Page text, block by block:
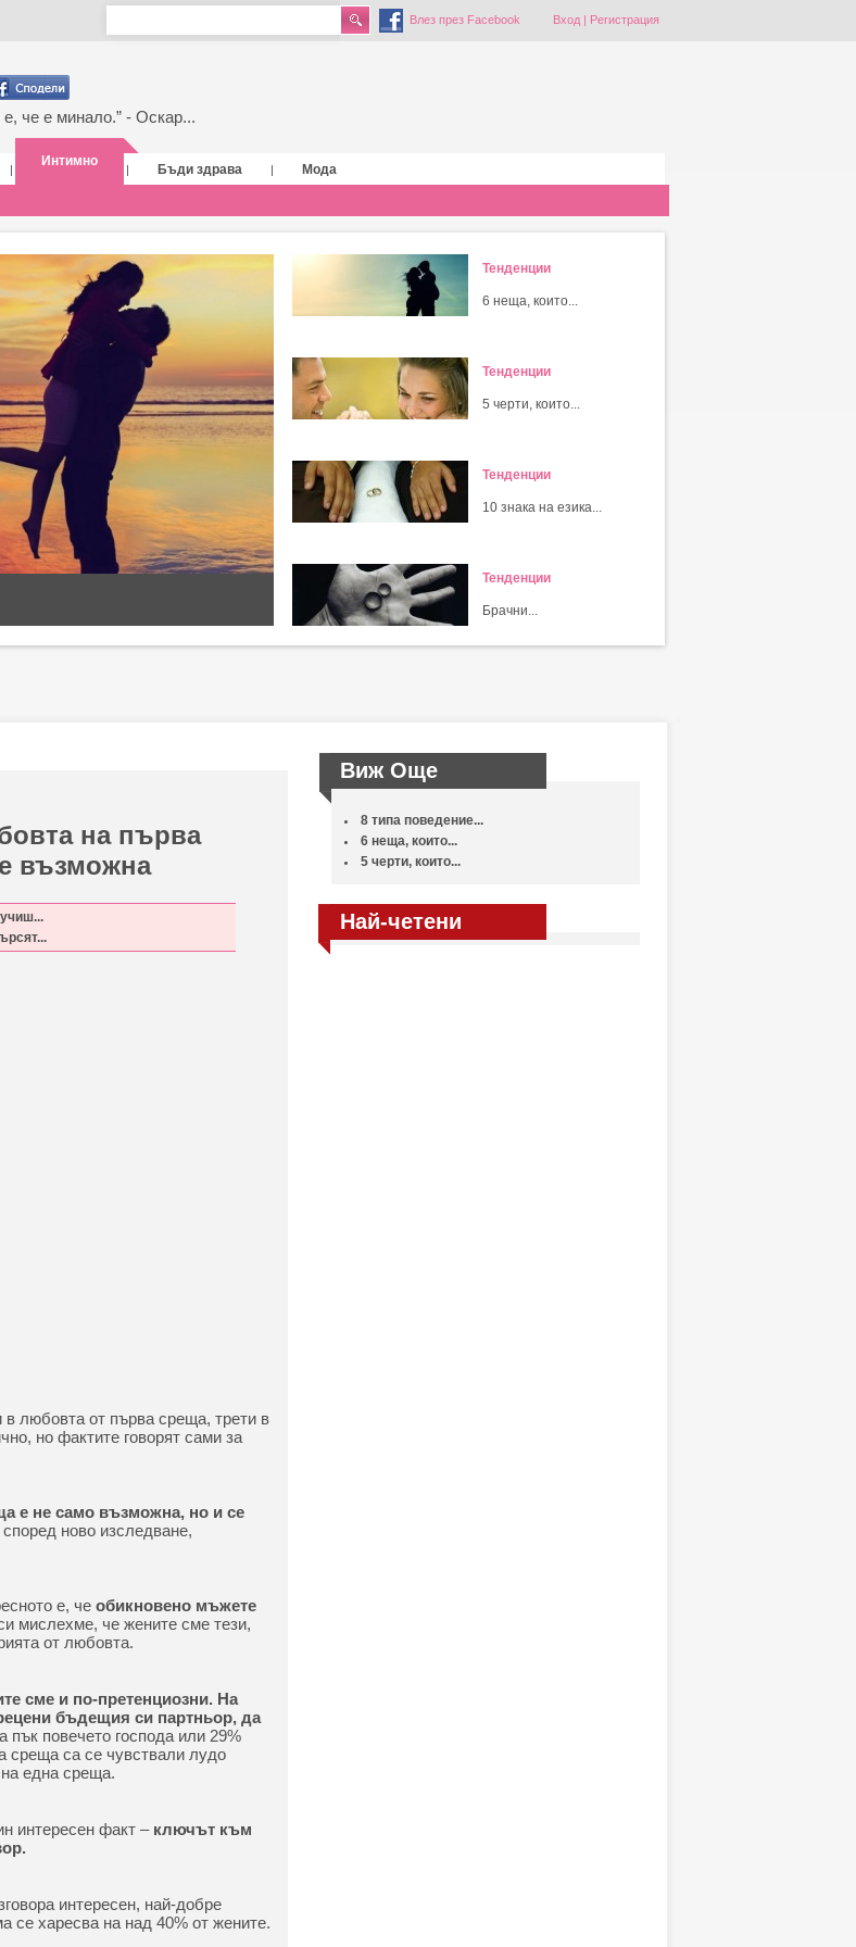
Влез през Facebook Вход| Регистрация
че е минало.” - Оскар...
|
Интимно
| Бъди здрава |
Мода
Тенденции
6 неща, които...
Тенденции
5 черти, които...
Тенденции
10 знака на езика...
Тенденции
Брачни...
на първа
възможна
в любовта от първа среща, трети в
но фактите говорят сами за
е не само възможна, но и се
ново изследване,
е, чеобикновено мъжете
мислехме, че жените сме тези,
от любовта.
сме и по-претенциозни. На
бъдещия си партньор, да
пък повечето господа или 29%
среща са се чувствали лудо
една среща.
интересен факт – ключът към
интересен, най-добре
се харесва на над 40% от жените.
Виж Още
8 типа поведение...
6 неща, които...
5 черти, които...
Най-четени